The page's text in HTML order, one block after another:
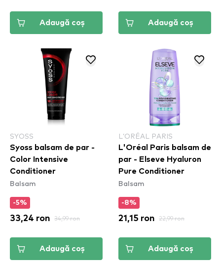
Adaugă coș Adaugă coș
SYOSS
Syoss balsam de par -
Color Intensive
Conditioner
Balsam
-5%
33,24 ron 34,99 ron
Adaugă coș
L’ORÉAL PARIS
L'Oréal Paris balsam de
par - Elseve Hyaluron
Pure Conditioner
Balsam
-8%
21,15 ron 22,99 ron
Adaugă coș